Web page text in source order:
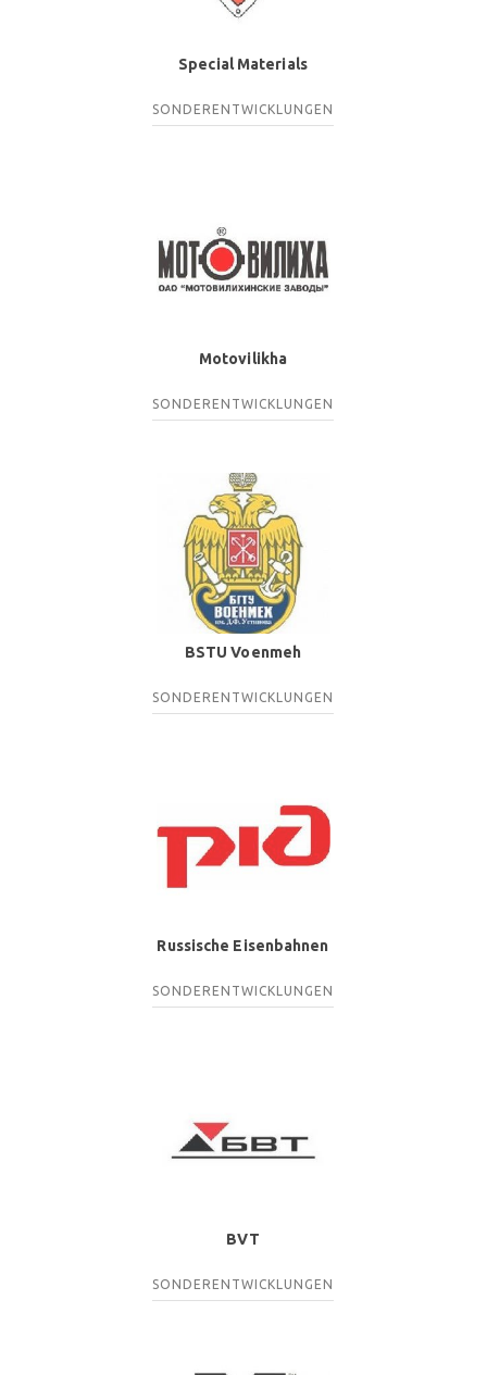
Special Materials
SONDERENTWICKLUNGEN
Motovilikha
SONDERENTWICKLUNGEN
BSTU Voenmeh
SONDERENTWICKLUNGEN
Russische Eisenbahnen
SONDERENTWICKLUNGEN
BVT
SONDERENTWICKLUNGEN